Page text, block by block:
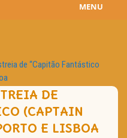
MENU
de “Capitão Fantástico
DE
(CAPTAIN
E LISBOA